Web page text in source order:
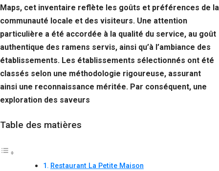
Maps, cet inventaire reflète les goûts et préférences de la
communauté locale et des visiteurs. Une attention
particulière a été accordée à la qualité du service, au goût
authentique des ramens servis, ainsi qu’à l’ambiance des
établissements. Les établissements sélectionnés ont été
classés selon une méthodologie rigoureuse, assurant
ainsi une reconnaissance méritée. Par conséquent, une
exploration des saveurs
Table des matières
Restaurant La Petite Maison